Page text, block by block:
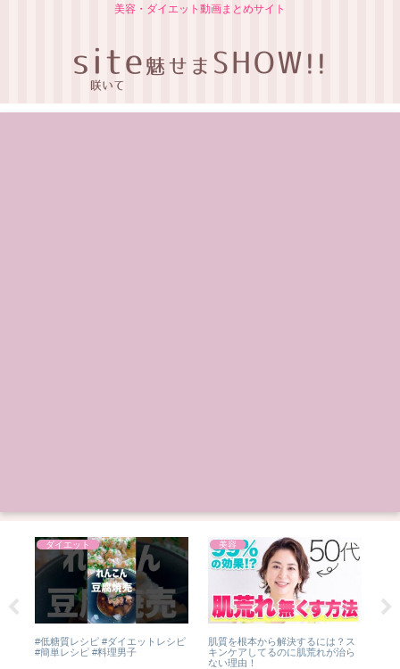
美容・ダイエット動画まとめサイト
ダイエット
#低糖質レシピ #ダイエットレシピ
#簡単レシピ #料理男子
美容
肌質を根本から解決するには？ス
キンケアしてるのに肌荒れが治ら
ない理由！